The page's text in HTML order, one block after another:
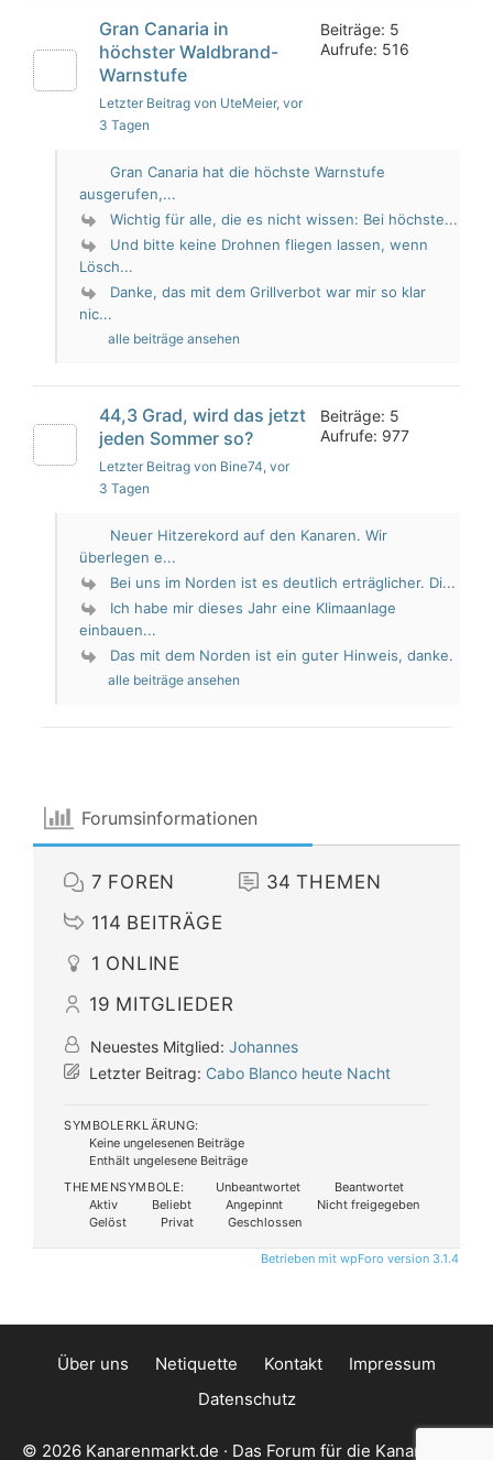
Gran Canaria in
höchster Waldbrand-
Warnstufe
Letzter Beitrag von UteMeier, vor
3 Tagen
Beiträge: 5
Aufrufe: 516
Gran Canaria hat die höchste Warnstufe
ausgerufen,...
Wichtig für alle, die es nicht wissen: Bei höchste...
Und bitte keine Drohnen fliegen lassen, wenn
Lösch...
Danke, das mit dem Grillverbot war mir so klar
nic...
alle beiträge ansehen
44,3 Grad, wird das jetzt
jeden Sommer so?
Letzter Beitrag von Bine74, vor
3 Tagen
Beiträge: 5
Aufrufe: 977
Neuer Hitzerekord auf den Kanaren. Wir
überlegen e...
Bei uns im Norden ist es deutlich erträglicher. Di...
Ich habe mir dieses Jahr eine Klimaanlage
einbauen...
Das mit dem Norden ist ein guter Hinweis, danke.
alle beiträge ansehen
Forumsinformationen
7 FOREN 34 THEMEN
114 BEITRÄGE
1 ONLINE
19 MITGLIEDER
Neuestes Mitglied: Johannes
Letzter Beitrag: Cabo Blanco heute Nacht
SYMBOLERKLÄRUNG:
Keine ungelesenen Beiträge
Enthält ungelesene Beiträge
THEMENSYMBOLE:
Unbeantwortet
Beantwortet
Aktiv
Beliebt Angepinnt
Nicht freigegeben
Gelöst
Privat Geschlossen
Betrieben mit wpForo version 3.1.4
Über uns Netiquette Kontakt
Impressum
Datenschutz
© 2026 Kanarenmarkt.de · Das Forum für die Kanarischen